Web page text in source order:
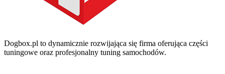
Dogbox.pl to dynamicznie rozwijająca się firma oferująca części
tuningowe oraz profesjonalny tuning samochodów.